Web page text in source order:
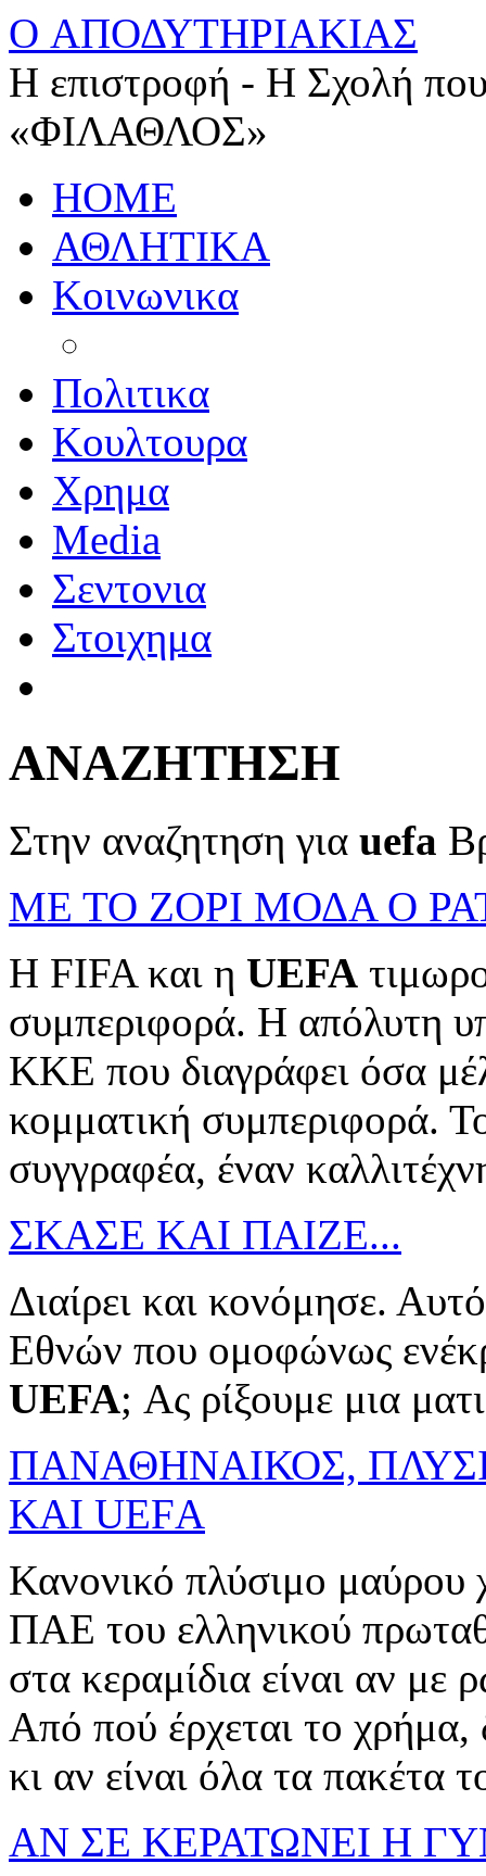
O ΑΠΟΔΥΤΗΡΙΑΚΙΑΣ
Η επιστροφή - Η Σχολή
«ΦΙΛΑΘΛΟΣ»
HOME
ΑΘΛΗΤΙΚΑ
Κοινωνικα
Πολιτικα
Κουλτουρα
Χρημα
Media
Σεντονια
Στοιχημα
ΑΝΑΖΗΤΗΣΗ
Στην αναζητηση για uefa
ΜΕ ΤΟ ΖΟΡΙ ΜΟΔΑ Ο
Η FIFA και η UEFA
συμπεριφορά. Η απόλυτη
ΚΚΕ που διαγράφει όσα
κομματική συμπεριφορά.
συγγραφέα, έναν
ΣΚΑΣΕ ΚΑΙ ΠΑΙΖΕ...
Διαίρει και κονόμησε.
Εθνών που ομοφώνως
UEFA; Ας ρίξουμε μια
ΠΑΝΑΘΗΝΑΙΚΟΣ,
ΚΑΙ UEFΑ
Κανονικό πλύσιμο μαύρου
ΠΑΕ του ελληνικού
στα κεραμίδια είναι αν με
Από πού έρχεται το χρήμα,
κι αν είναι όλα τα πακέτα
ΑΝ ΣΕ ΚΕΡΑΤΩΝΕΙ Η